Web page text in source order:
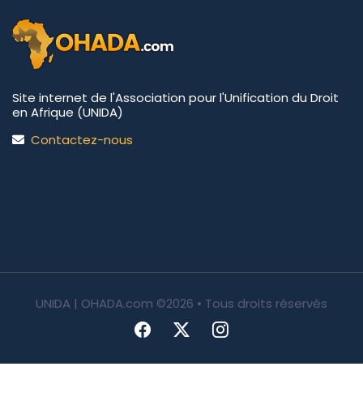
Site internet de l'Association pour l'Unification du Droit
en Afrique (UNIDA)
Contactez-nous
UNIDA | OHADA.com ©2026 • Tous droits réservés